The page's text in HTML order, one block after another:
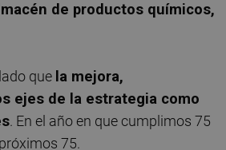
de productos químicos,
que la mejora,
ejes de la estrategia como
. En el año en que cumplimos 75
75.